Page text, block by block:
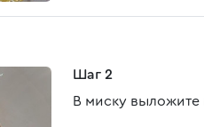
Шаг 2
В миску выложите